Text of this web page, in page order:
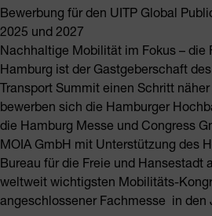
Bewerbung für den UITP Global
2025 und 2027
Nachhaltige Mobilität im Fokus – die
Hamburg ist der Gastgeberschaft
Transport Summit einen Schritt
bewerben sich die Hamburger
die Hamburg Messe und Congress
MOIA GmbH mit Unterstützung des
Bureau für die Freie und Hansestadt
weltweit wichtigsten Mobilitäts-
angeschlossener Fachmesse in den